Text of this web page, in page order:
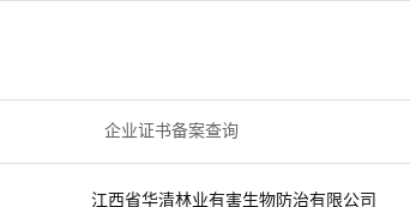
企业证书备案查询
江西省华清林业有害生物防治有限公司